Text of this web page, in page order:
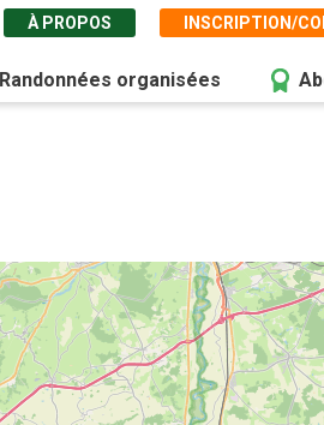
À PROPOS INSCRIPTION/
Randonnées organisées